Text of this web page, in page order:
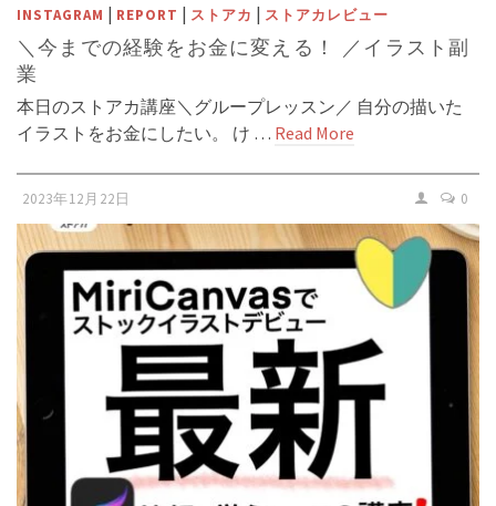
INSTAGRAM | REPORT | ストアカ | ストアカレビュー
＼今までの経験をお金に変える！ ／イラスト副
業
本日のストアカ講座＼グループレッスン／ 自分の描いた
イラストをお金にしたい。 け … Read More
2023年12月22日 0